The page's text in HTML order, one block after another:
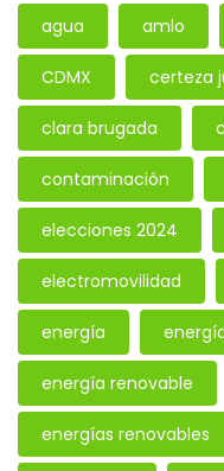
agua amlo
CDMX certeza
clara brugada
contaminación
elecciones 2024
electromovilidad
energía
energía renovable
energías renovables